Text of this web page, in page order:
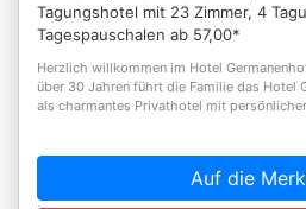
Tagungshotel mit 23 Zimmer, 4
Tagespauschalen ab 57,00*
Herzlich willkommen im Hotel
über 30 Jahren führt die Familie das Hotel
als charmantes Privathotel mit
Auf die